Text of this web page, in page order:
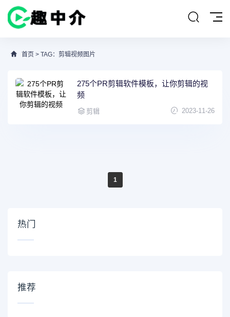
首页 > TAG：剪辑视频图片
275个PR剪辑软件模板，让你剪辑的视
频
剪辑 2023-11-26
1
热门
推荐